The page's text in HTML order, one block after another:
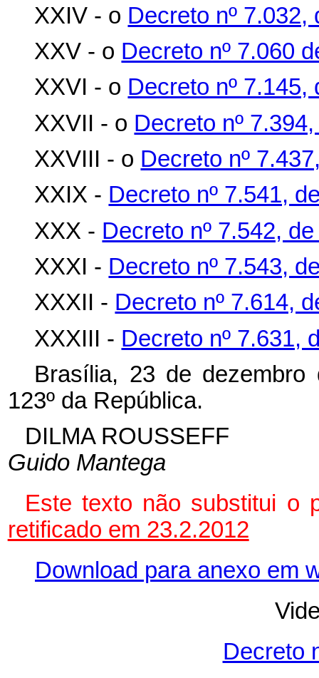
XXIV - o Decreto nº
XXV - o Decreto nº 7.060
XXVI - o Decreto nº
XXVII - o Decreto nº
XXVIII - o Decreto nº
XXIX - Decreto nº 7.541,
XXX - Decreto nº 7.542,
XXXI - Decreto nº 7.543,
XXXII - Decreto nº 7.614,
XXXIII - Decreto nº 7.631,
Brasília, 23 de dezembro
123º da República.
DILMA ROUSSEFF
Guido Mantega
Este texto não substitui o
retificado em 23.2.2012
Download para anexo em
Decreto